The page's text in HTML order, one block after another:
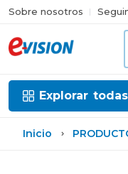
Sobre nosotros
Explorar
Inicio